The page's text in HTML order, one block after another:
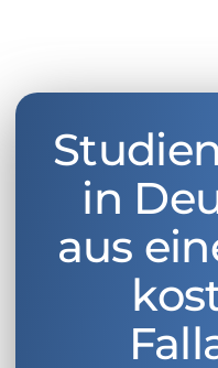
in
aus